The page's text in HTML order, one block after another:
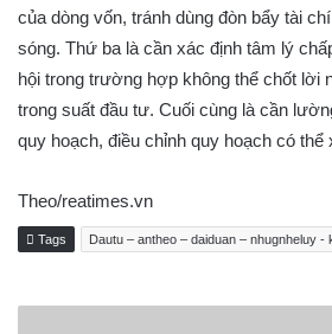
của dòng vốn, tránh dùng đòn bẩy tài
sóng. Thứ ba là cần xác định tâm lý
hội trong trường hợp không thể chốt lời
trong suất đầu tư. Cuối cùng là cần
quy hoạch, điều chỉnh quy hoạch có
Theo/reatimes.vn
Tags Dautu – antheo – daiduan – nhugnheluy -